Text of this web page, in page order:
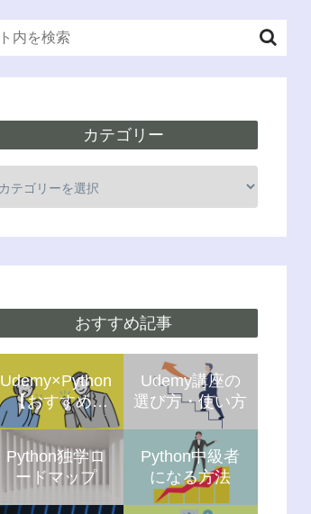
カテゴリー
おすすめ記事
Udemy×Python
【おすすめ5
選】
Udemy講座の
選び方・使い方
Python独学ロ
ードマップ
Python中級者
になる方法